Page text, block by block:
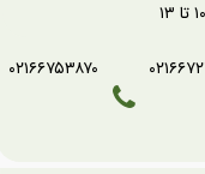
۰۲۱۶۶۷۵۳۸۷۰